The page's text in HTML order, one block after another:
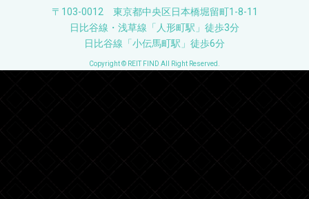
〒103-0012 東京都中央区日本橋堀留町1-8-11
日比谷線・浅草線「人形町駅」徒歩3分
日比谷線「小伝馬町駅」徒歩6分
Copyright © REIT FIND All Right Reserved.